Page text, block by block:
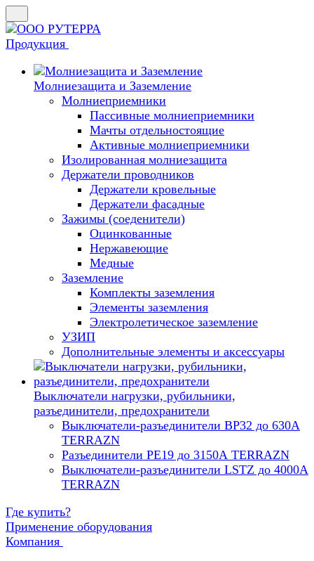
Продукция
Молниезащита и Заземление
Молниеприемники
Пассивные молниеприемники
Мачты отдельностоящие
Активные молниеприемники
Изолированная молниезащита
Держатели проводников
Держатели кровельные
Держатели фасадные
Зажимы (соеденители)
Оцинкованные
Нержавеющие
Медные
Заземление
Комплекты заземления
Элементы заземления
Электролетическое заземление
УЗИП
Дополнительные элементы и аксессуары
Выключатели нагрузки, рубильники,
разъединители, предохранители
Выключатели-разъединители ВР32 до 630А
TERRAZN
Разъединители РЕ19 до 3150А TERRAZN
Выключатели-разъединители LSTZ до 4000А
TERRAZN
Где купить?
Применение оборудования
Компания